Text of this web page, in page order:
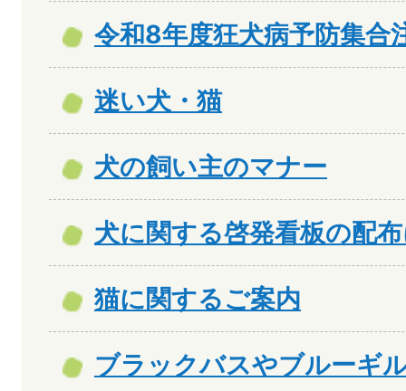
令和8年度狂犬病予防集合
迷い犬・猫
犬の飼い主のマナー
犬に関する啓発看板の配
猫に関するご案内
ブラックバスやブルーギ